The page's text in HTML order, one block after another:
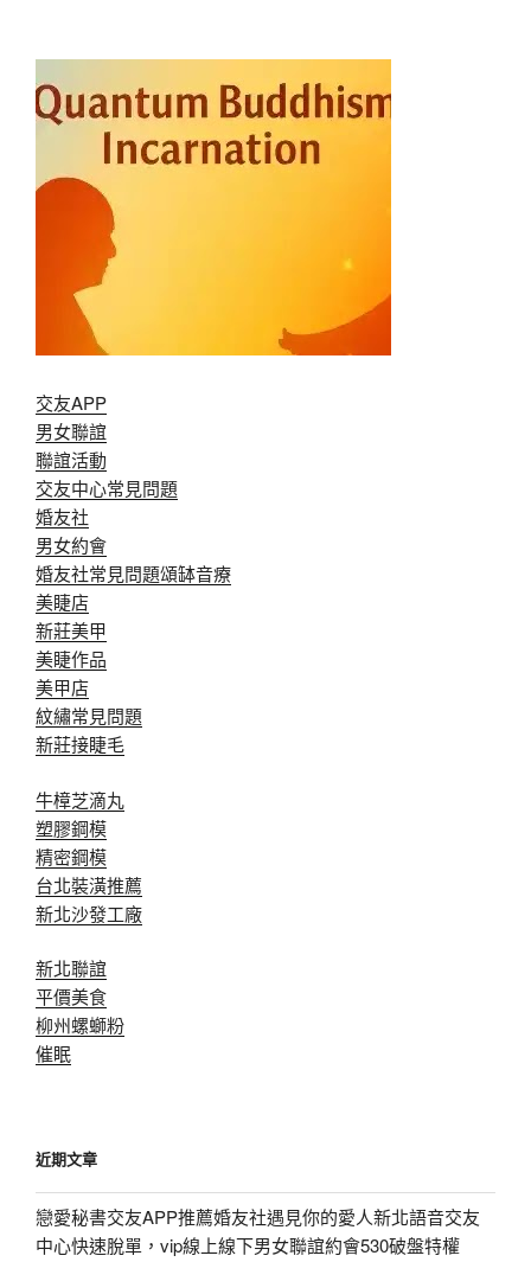
交友APP
男女聯誼
聯誼活動
交友中心常見問題
婚友社
男女約會
婚友社常見問題頌缽音療
美睫店
新莊美甲
美睫作品
美甲店
紋繡常見問題
新莊接睫毛
牛樟芝滴丸
塑膠鋼模
精密鋼模
台北裝潢推薦
新北沙發工廠
新北聯誼
平價美食
柳州螺螄粉
催眠
近期文章
戀愛秘書交友APP推薦婚友社遇見你的愛人新北語音交友
中心快速脫單，vip線上線下男女聯誼約會530破盤特權